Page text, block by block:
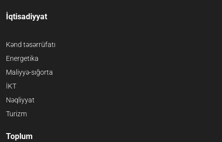
İqtisadiyyat
Kənd təsərrüfatı
Energetika
Maliyyə-sığorta
İKT
Nəqliyyat
Turizm
Toplum